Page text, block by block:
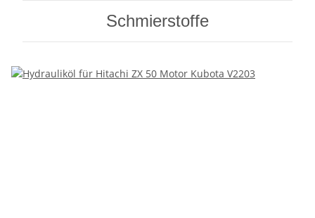
Schmierstoffe